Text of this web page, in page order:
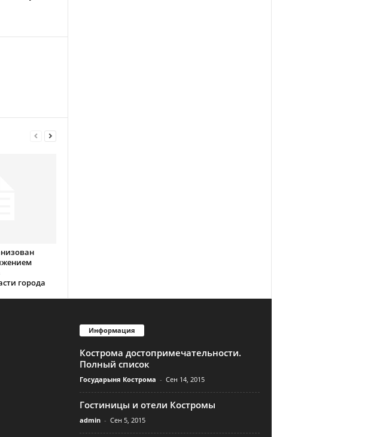
города
Информация
Кострома достопримечательности.
Полный список
Государыня Кострома - Сен 14, 2015
Гостиницы и отели Костромы
admin - Сен 5, 2015